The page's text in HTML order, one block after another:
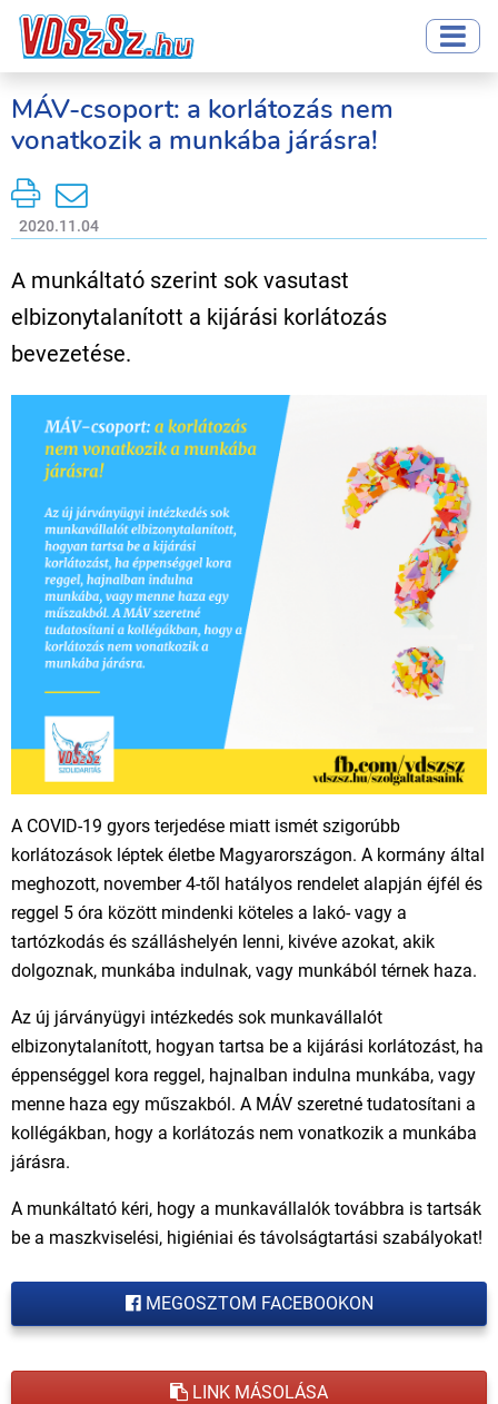
MÁV-csoport: a korlátozás nem
vonatkozik a munkába járásra!
2020.11.04
A munkáltató szerint sok vasutast
elbizonytalanított a kijárási korlátozás
bevezetése.
A COVID-19 gyors terjedése miatt ismét szigorúbb
korlátozások léptek életbe Magyarországon. A kormány által
meghozott, november 4-től hatályos rendelet alapján éjfél és
reggel 5 óra között mindenki köteles a lakó- vagy a
tartózkodás és szálláshelyén lenni, kivéve azokat, akik
dolgoznak, munkába indulnak, vagy munkából térnek haza.
Az új járványügyi intézkedés sok munkavállalót
elbizonytalanított, hogyan tartsa be a kijárási korlátozást, ha
éppenséggel kora reggel, hajnalban indulna munkába, vagy
menne haza egy műszakból. A MÁV szeretné tudatosítani a
kollégákban, hogy a korlátozás nem vonatkozik a munkába
járásra.
A munkáltató kéri, hogy a munkavállalók továbbra is tartsák
be a maszkviselési, higiéniai és távolságtartási szabályokat!
MEGOSZTOM FACEBOOKON
LINK MÁSOLÁSA